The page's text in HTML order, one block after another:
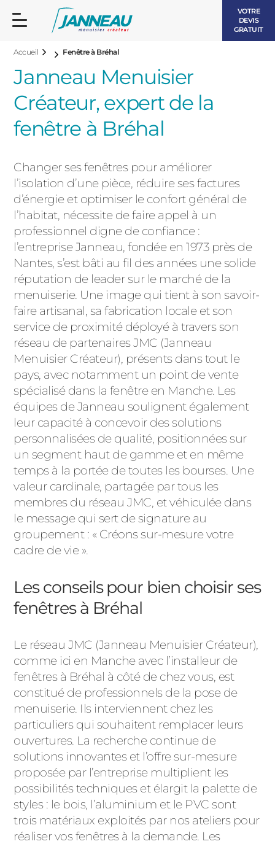
VOTRE
DEVIS
GRATUIT
Accueil Fenêtre à Bréhal
Janneau Menuisier
Créateur, expert de la
fenêtre à Bréhal
Changer ses fenêtres pour améliorer
l’isolation d’une pièce, réduire ses factures
d’énergie et optimiser le confort général de
l’habitat, nécessite de faire appel à un
professionnel digne de confiance :
l’entreprise Janneau, fondée en 1973 près de
Nantes, s’est bâti au fil des années une solide
réputation de leader sur le marché de la
menuiserie. Une image qui tient à son savoir-
faire artisanal, sa fabrication locale et son
service de proximité déployé à travers son
réseau de partenaires JMC (Janneau
Menuisier Créateur), présents dans tout le
pays, avec notamment un point de vente
spécialisé dans la fenêtre en Manche. Les
équipes de Janneau soulignent également
leur capacité à concevoir des solutions
personnalisées de qualité, positionnées sur
un segment haut de gamme et en même
temps à la portée de toutes les bourses. Une
valeur cardinale, partagée par tous les
membres du réseau JMC, et véhiculée dans
le message qui sert de signature au
groupement : « Créons sur-mesure votre
cadre de vie ».
Les conseils pour bien choisir ses
fenêtres à Bréhal
Le réseau JMC (Janneau Menuisier Créateur),
comme ici en Manche avec l’installeur de
fenêtres à Bréhal à côté de chez vous, est
constitué de professionnels de la pose de
menuiserie. Ils interviennent chez les
particuliers qui souhaitent remplacer leurs
ouvertures. La recherche continue de
solutions innovantes et l’offre sur-mesure
proposée par l’entreprise multiplient les
possibilités techniques et élargit la palette de
styles : le bois, l’aluminium et le PVC sont
trois matériaux exploités par nos ateliers pour
réaliser vos fenêtres à la demande. Les
FENÊTRES ET PORTES-FENÊTRES
BOIS
PVC
ALUMINIUM
BAIES VITRÉES
PORTES D’ENTRÉELES INTEMPORELLES
LES LUMINEUSES
VOLETS ROULANTS
PERGOLAS
PORTAILS ET PORTILLONS
CARPORTS
CLÔTURES